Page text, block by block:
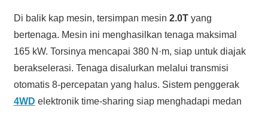
Di balik kap mesin, tersimpan mesin 2.0Tyang
bertenaga. Mesin ini menghasilkan tenaga maksimal
165 kW. Torsinya mencapai 380 N·m, siap untuk diajak
berakselerasi. Tenaga disalurkan melalui transmisi
otomatis 8-percepatan yang halus. Sistem penggerak
4WD elektronik time-sharing siap menghadapi medan